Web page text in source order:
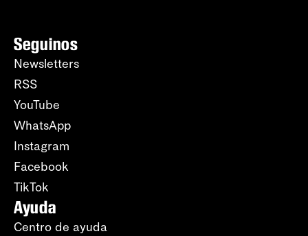
Seguinos
Newsletters
RSS
YouTube
WhatsApp
Instagram
Facebook
TikTok
Ayuda
Centro de ayuda